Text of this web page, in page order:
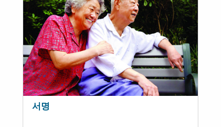
서명